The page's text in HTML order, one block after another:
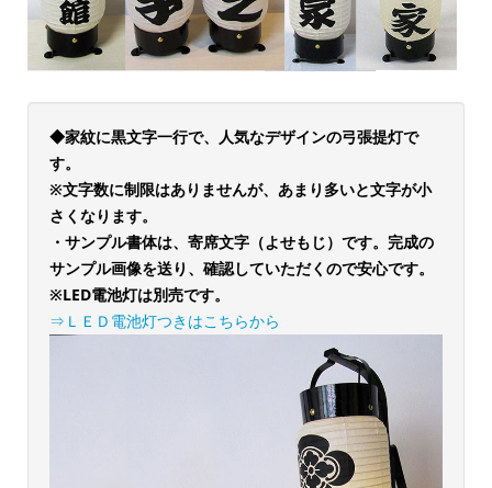
◆家紋に黒文字一行で、人気なデザインの弓張提灯で
す。
※文字数に制限はありませんが、あまり多いと文字が小
さくなります。
・サンプル書体は、寄席文字（よせもじ）です。完成の
サンプル画像を送り、確認していただくので安心です。
※LED電池灯は別売です。
⇒ＬＥＤ電池灯つきはこちらから